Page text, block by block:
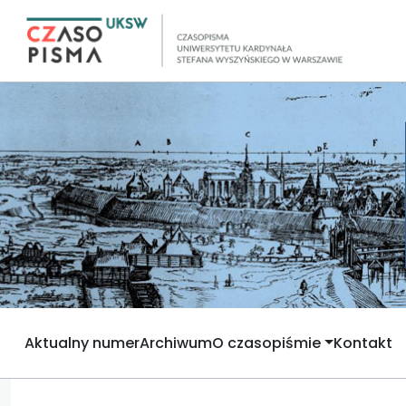
Aktualny numerArchiwumO czasopiśmie Kontakt